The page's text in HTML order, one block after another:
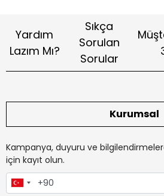
Yardım
Lazım Mı?
Sıkça
Sorulan
Sorular
Kurumsal
Kampanya, duyuru ve
için kayıt olun.